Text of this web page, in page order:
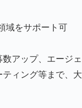
域をサポート可
アップ、エージェ
ィング等まで、大